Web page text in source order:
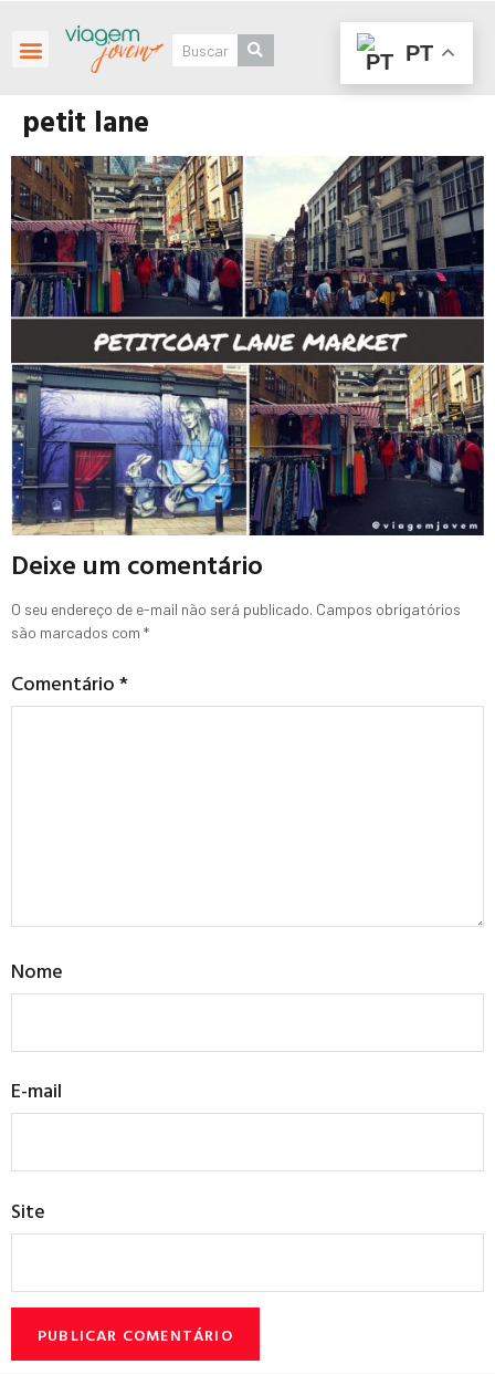
petit lane
Deixe um comentário
O seu endereço de e-mail não será publicado. Campos obrigatórios
são marcados com *
Comentário*
Nome
E-mail
Site
PT